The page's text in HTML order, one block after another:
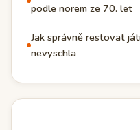
podle norem ze 70. let
Jak správně restovat
nevyschla